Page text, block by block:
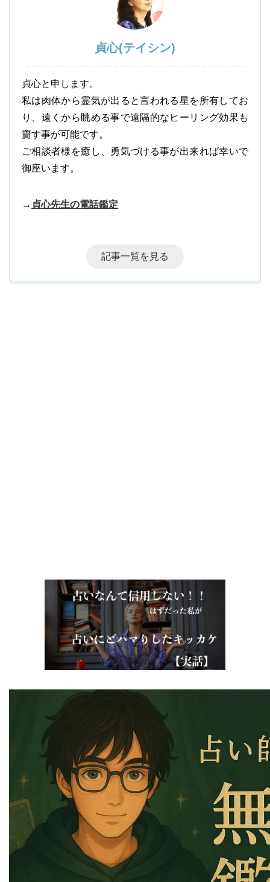
貞心(テイシン)
貞心と申します。
私は肉体から霊気が出ると言われる星を所有してお
り、遠くから眺める事で遠隔的なヒーリング効果も
齎す事が可能です。
ご相談者様を癒し、勇気づける事が出来れば幸いで
御座います。
→ 貞心先生の電話鑑定
記事一覧を見る